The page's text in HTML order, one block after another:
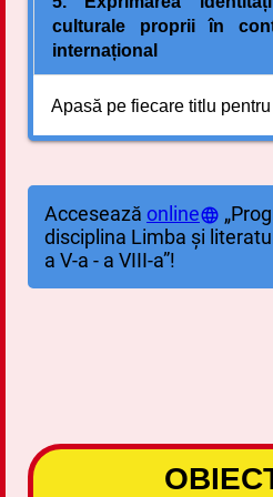
înțelegerea și producerea
culturale proprii în
internațional
5.1. Exprimarea unui
culturi, identificate în cărțile
Apasă pe fiecare titlu
Accesează online
disciplina Limba și
a V-a - a VIII-a”!